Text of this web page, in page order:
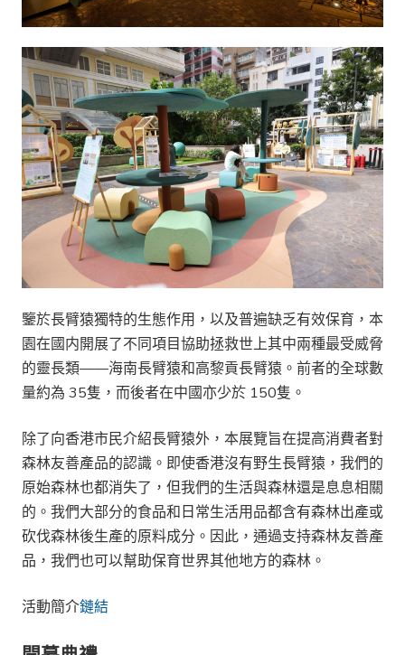
鑒於長臂猿獨特的生態作用，以及普遍缺乏有效保育，本
園在國内開展了不同項目協助拯救世上其中兩種最受威脅
的靈長類——海南長臂猿和高黎貢長臂猿。前者的全球數
量約為 35隻，而後者在中國亦少於 150隻。
除了向香港市民介紹長臂猿外，本展覽旨在提高消費者對
森林友善產品的認識。即使香港沒有野生長臂猿，我們的
原始森林也都消失了，但我們的生活與森林還是息息相關
的。我們大部分的食品和日常生活用品都含有森林出產或
砍伐森林後生產的原料成分。因此，通過支持森林友善產
品，我們也可以幫助保育世界其他地方的森林。
活動簡介鏈結